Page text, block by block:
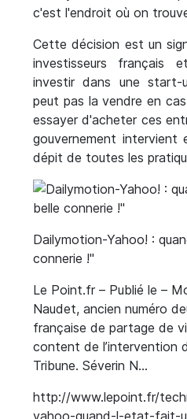
c'est l'endroit où on
Cette décision est un
investisseurs français
investir dans une
peut pas la vendre en
essayer d'acheter ces
gouvernement intervient
dépit de toutes les
Dailymotion-Yahoo! :
connerie !"
Le Point.fr – Publié le –
Naudet, ancien numéro
française de partage de
content de l’intervention
Tribune. Séverin N…
http://www.lepoint.fr/
yahoo-quand-l-etat-fait-